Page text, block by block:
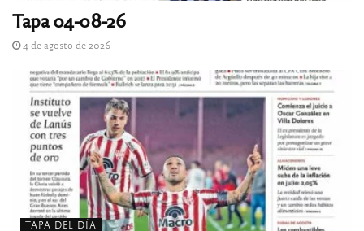
Tapa 04-08-26
4 de agosto de 2026
TAPA DEL DÍA